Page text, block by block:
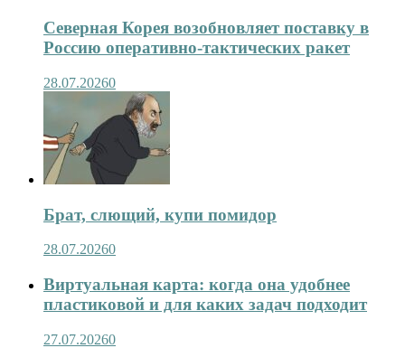
Северная Корея возобновляет поставку в
Россию оперативно-тактических ракет
28.07.20260
Брат, слющий, купи помидор
28.07.20260
Виртуальная карта: когда она удобнее
пластиковой и для каких задач подходит
27.07.20260